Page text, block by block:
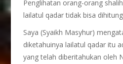
Penglihatan orang-orang
lailatul qadar tidak bisa
Saya (Syaikh Masyhur)
diketahuinya lailatul qadar itu
yang telah diberitahukan oleh